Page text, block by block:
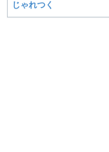
じゃれつく